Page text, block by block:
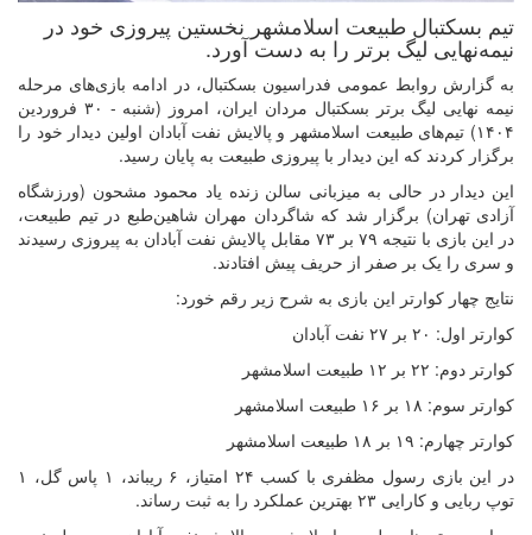
تیم بسکتبال طبیعت اسلامشهر نخستین پیروزی خود در
نیمه‌نهایی لیگ برتر را به دست آورد.
به گزارش روابط عمومی فدراسیون بسکتبال، در ادامه بازی‌های مرحله
نیمه نهایی لیگ برتر بسکتبال مردان ایران، امروز (شنبه - ۳۰ فروردین
۱۴۰۴) تیم‌های طبیعت اسلامشهر و پالایش نفت آبادان اولین دیدار خود را
برگزار کردند که این دیدار با پیروزی طبیعت به پایان رسید.
این دیدار در حالی به میزبانی سالن زنده یاد محمود مشحون (ورزشگاه
آزادی تهران) برگزار شد که شاگردان مهران شاهین‌طبع در تیم طبیعت،
در این بازی با نتیجه ۷۹ بر ۷۳ مقابل پالایش نفت آبادان به پیروزی رسیدند
و سری را یک بر صفر از حریف پیش افتادند.
نتایج چهار کوارتر این بازی به شرح زیر رقم خورد:
کوارتر اول: ۲۰ بر ۲۷ نفت آبادان
کوارتر دوم: ۲۲ بر ۱۲ طبیعت اسلامشهر
کوارتر سوم: ۱۸ بر ۱۶ طبیعت اسلامشهر
کوارتر چهارم: ۱۹ بر ۱۸ طبیعت اسلامشهر
در این بازی رسول مظفری با کسب ۲۴ امتیاز، ۶ ریباند، ۱ پاس گل، ۱
توپ ربایی و کارایی ۲۳ بهترین عملکرد را به ثبت رساند.